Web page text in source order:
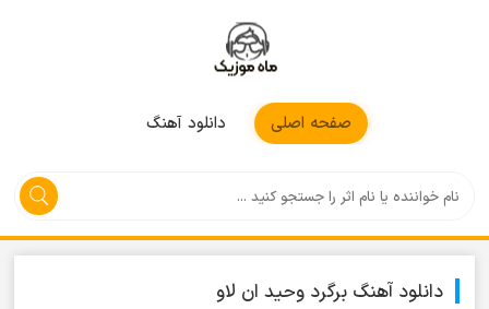
صفحه اصلی دانلود آهنگ
دانلود آهنگ برگرد وحید ان لاو